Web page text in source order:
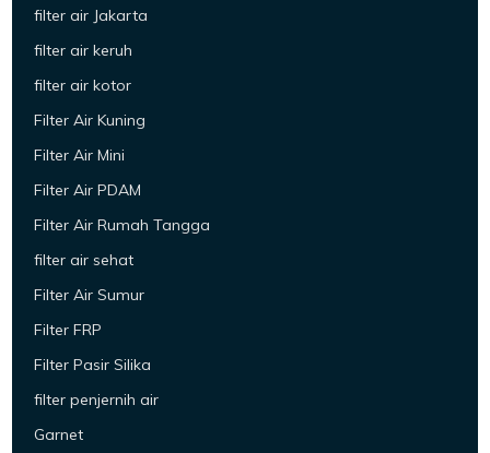
filter air Jakarta
filter air keruh
filter air kotor
Filter Air Kuning
Filter Air Mini
Filter Air PDAM
Filter Air Rumah Tangga
filter air sehat
Filter Air Sumur
Filter FRP
Filter Pasir Silika
filter penjernih air
Garnet